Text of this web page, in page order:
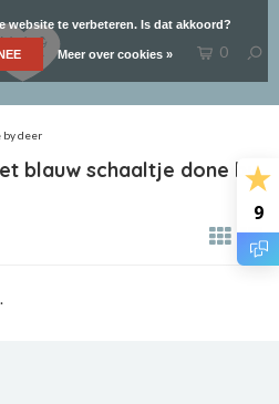
9
0
by deer
blauw schaaltje done by
website te verbeteren. Is dat akkoord?
Meer over cookies »